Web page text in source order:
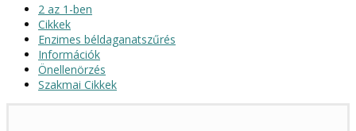
2 az 1-ben
Cikkek
Enzimes béldaganatszűrés
Információk
Önellenörzés
Szakmai Cikkek